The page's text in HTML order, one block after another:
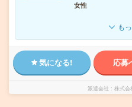
女性
も
気になる! 応募
派遣会社 株式会